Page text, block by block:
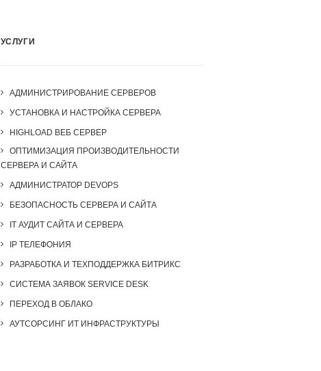
УСЛУГИ
АДМИНИСТРИРОВАНИЕ СЕРВЕРОВ
УСТАНОВКА И НАСТРОЙКА СЕРВЕРА
HIGHLOAD ВЕБ СЕРВЕР
ОПТИМИЗАЦИЯ ПРОИЗВОДИТЕЛЬНОСТИ
СЕРВЕРА И САЙТА
АДМИНИСТРАТОР DEVOPS
БЕЗОПАСНОСТЬ СЕРВЕРА И САЙТА
IT АУДИТ САЙТА И СЕРВЕРА
IP ТЕЛЕФОНИЯ
РАЗРАБОТКА И ТЕХПОДДЕРЖКА БИТРИКС
СИСТЕМА ЗАЯВОК SERVICE DESK
ПЕРЕХОД В ОБЛАКО
АУТСОРСИНГ ИТ ИНФРАСТРУКТУРЫ